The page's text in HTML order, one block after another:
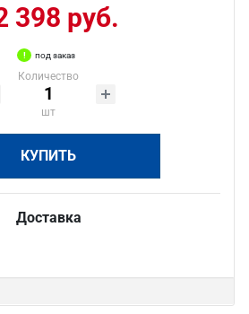
398 руб.
под заказ
Количество
шт
КУПИТЬ
Доставка